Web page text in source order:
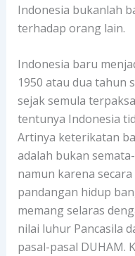
Indonesia bukanlah
terhadap orang lain.
Indonesia baru
1950 atau dua tahun
sejak semula
tentunya Indonesia
Artinya keterikatan
adalah bukan
namun karena
pandangan hidup
memang selaras
nilai luhur Pancasila
pasal-pasal DUHAM.